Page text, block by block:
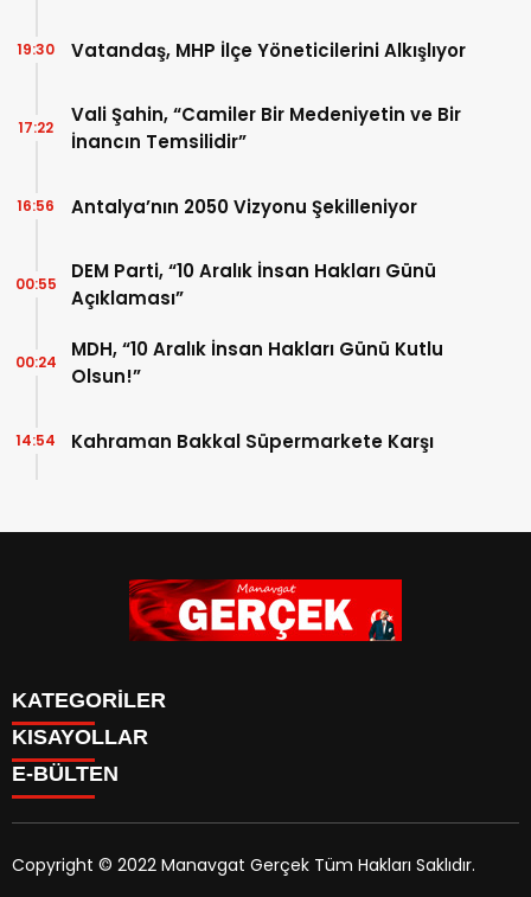
Vatandaş, MHP İlçe Yöneticilerini Alkışlıyor
19:30
Vali Şahin, “Camiler Bir Medeniyetin ve Bir
İnancın Temsilidir”
17:22
Antalya’nın 2050 Vizyonu Şekilleniyor
16:56
DEM Parti, “10 Aralık İnsan Hakları Günü
Açıklaması”
00:55
MDH, “10 Aralık İnsan Hakları Günü Kutlu
Olsun!”
00:24
Kahraman Bakkal Süpermarkete Karşı
14:54
KATEGORİLER
Siyaset
Eğitim
Yazarlar
KISAYOLLAR
E-BÜLTEN
Copyright © 2022 Manavgat Gerçek Tüm Hakları Saklıdır.